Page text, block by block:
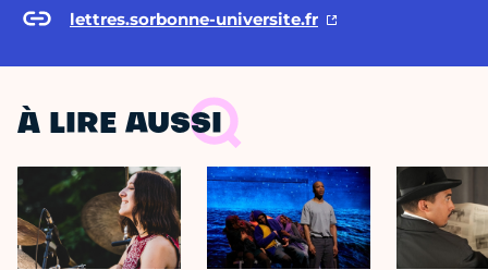
lettres.sorbonne-universite.fr
À LIRE AUSSI